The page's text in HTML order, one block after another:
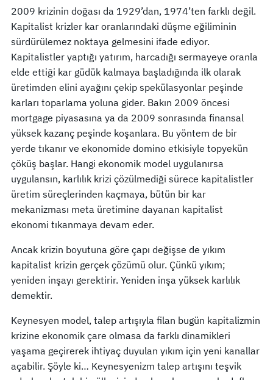
2009 krizinin doğası da 1929’dan, 1974’ten farklı değil.
Kapitalist krizler kar oranlarındaki düşme eğiliminin
sürdürülemez noktaya gelmesini ifade ediyor.
Kapitalistler yaptığı yatırım, harcadığı sermayeye oranla
elde ettiği kar güdük kalmaya başladığında ilk olarak
üretimden elini ayağını çekip spekülasyonlar peşinde
karları toparlama yoluna gider. Bakın 2009 öncesi
mortgage piyasasına ya da 2009 sonrasında finansal
yüksek kazanç peşinde koşanlara. Bu yöntem de bir
yerde tıkanır ve ekonomide domino etkisiyle topyekün
çöküş başlar. Hangi ekonomik model uygulanırsa
uygulansın, karlılık krizi çözülmediği sürece kapitalistler
üretim süreçlerinden kaçmaya, bütün bir kar
mekanizması meta üretimine dayanan kapitalist
ekonomi tıkanmaya devam eder.
Ancak krizin boyutuna göre çapı değişse de yıkım
kapitalist krizin gerçek çözümü olur. Çünkü yıkım;
yeniden inşayı gerektirir. Yeniden inşa yüksek karlılık
demektir.
Keynesyen model, talep artışıyla filan bugün kapitalizmin
krizine ekonomik çare olmasa da farklı dinamikleri
yaşama geçirerek ihtiyaç duyulan yıkım için yeni kanallar
açabilir. Şöyle ki… Keynesyenizm talep artışını teşvik